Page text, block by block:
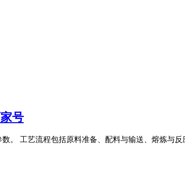
号
。 工艺流程包括原料准备、配料与输送、熔炼与